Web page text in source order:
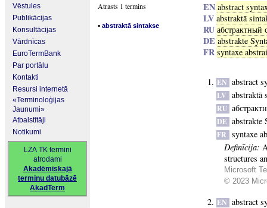
Vēstules
Publikācijas
Konsultācijas
Vārdnīcas
EuroTermBank
Par portālu
Kontakti
Resursi internetā
«Terminoloģijas
Jaunumi»
Atbalstītāji
Notikumi
LZA TK termini
atrodami
Akadēmiskajā
terminu datubāzē
AkadTerm
Atrasts 1 termins
▪ abstraktā sintakse
EN abstract
LV abstraktā
RU абстрактный
DE abstrakte
FR syntaxe
EN abstract
LV abstraktā
RU
DE abstrakte
FR syntaxe
Definīcija:
structures
Microsoft
© 2023
EN abstract